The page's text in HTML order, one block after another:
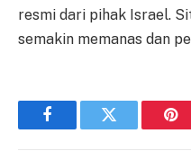
resmi dari pihak Israel.
semakin memanas dan
FacebookTwitter